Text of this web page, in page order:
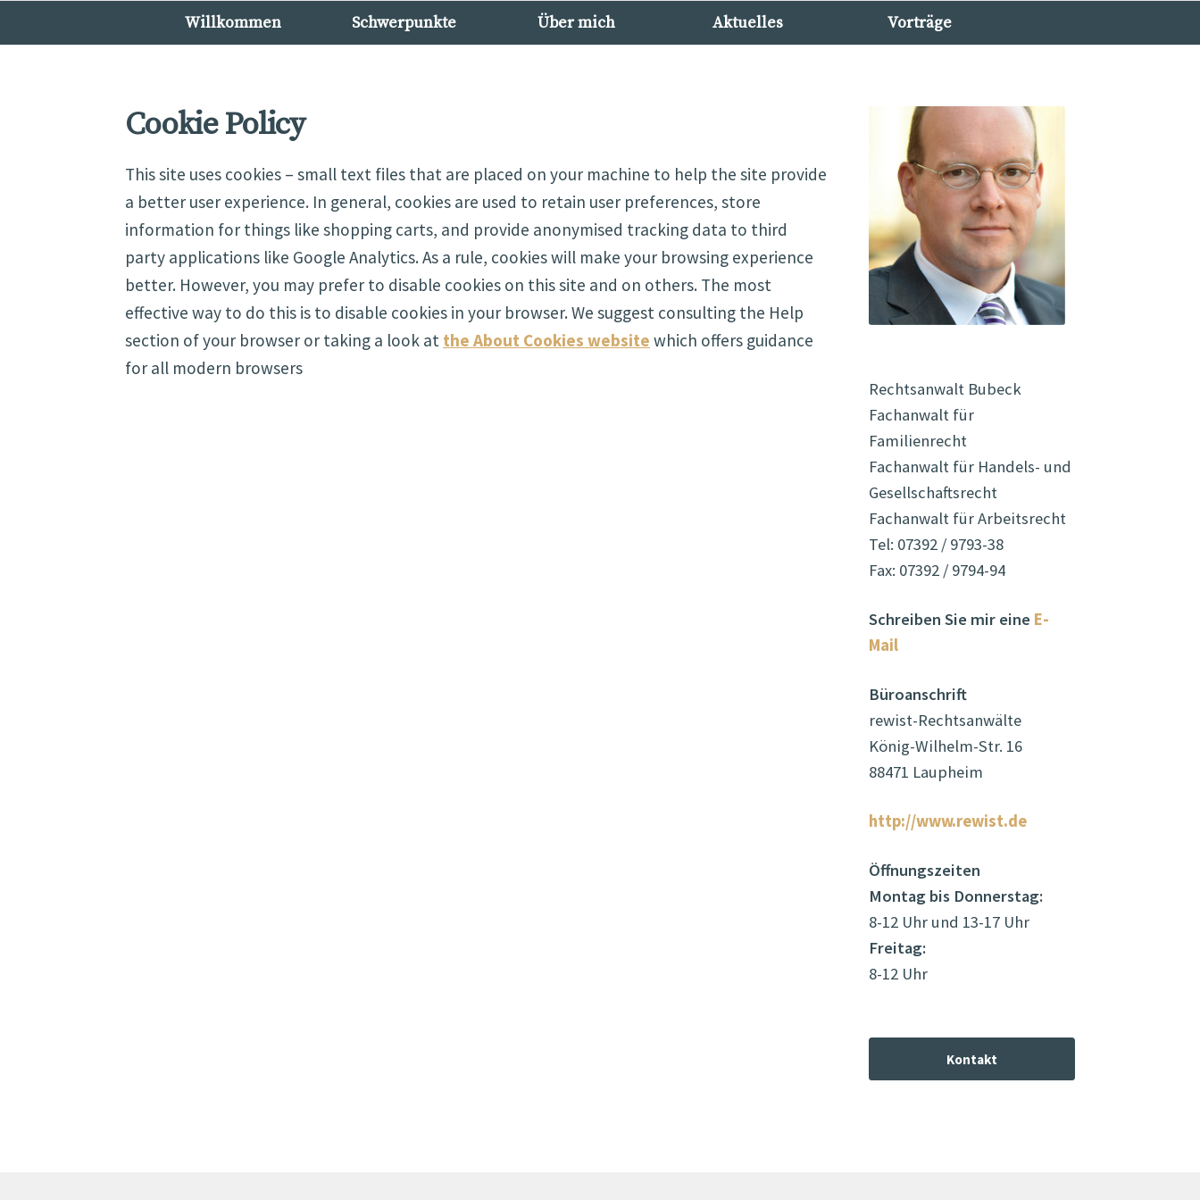
Navigation
InhaltWillkommen Schwerpunkte Über mich Aktuelles Vorträge
Cookie Policy
This site uses cookies – small text files that are placed on your machine to help the site provide
a better user experience. In general, cookies are used to retain user preferences, store
information for things like shopping carts, and provide anonymised tracking data to third
party applications like Google Analytics. As a rule, cookies will make your browsing experience
better. However, you may prefer to disable cookies on this site and on others. The most
effective way to do this is to disable cookies in your browser. We suggest consulting the Help
section of your browser or taking a look at the About Cookies website which offers guidance
for all modern browsers
Rechtsanwalt Bubeck
Fachanwalt für
Familienrecht
Fachanwalt für Handels- und
Gesellschaftsrecht
Fachanwalt für Arbeitsrecht
Tel: 07392 / 9793-38
Fax: 07392 / 9794-94
Schreiben Sie mir eine E-
Mail
Büroanschrift
rewist-Rechtsanwälte
König-Wilhelm-Str. 16
88471 Laupheim
http://www.rewist.de
Öffnungszeiten
Montag bis Donnerstag:
8-12 Uhr und 13-17 Uhr
Freitag:
8-12 Uhr
Kontakt